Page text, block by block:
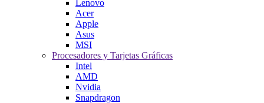
Lenovo
Acer
Apple
Asus
MSI
Procesadores y Tarjetas Gráficas
Intel
AMD
Nvidia
Snapdragon